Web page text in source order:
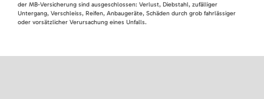
der MB-Versicherung sind ausgeschlossen: Verlust, Diebstahl, zufälliger
Untergang, Verschleiss, Reifen, Anbaugeräte, Schäden durch grob fahrlässiger
oder vorsätzlicher Verursachung eines Unfalls.